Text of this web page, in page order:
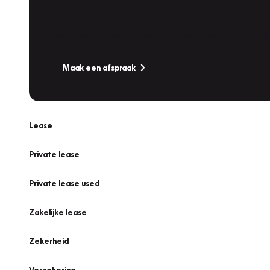
Maak een afspraak
Lease
Private lease
Private lease used
Zakelijke lease
Zekerheid